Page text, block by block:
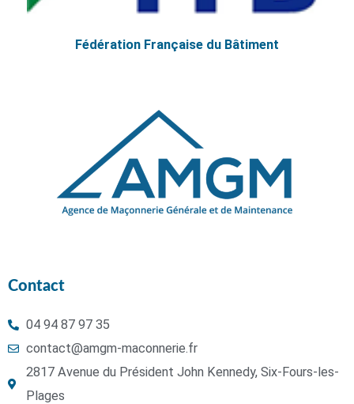
Fédération Française du Bâtiment
Contact
04 94 87 97 35
contact@amgm-maconnerie.fr
2817 Avenue du Président John Kennedy, Six-Fours-les-
Plages